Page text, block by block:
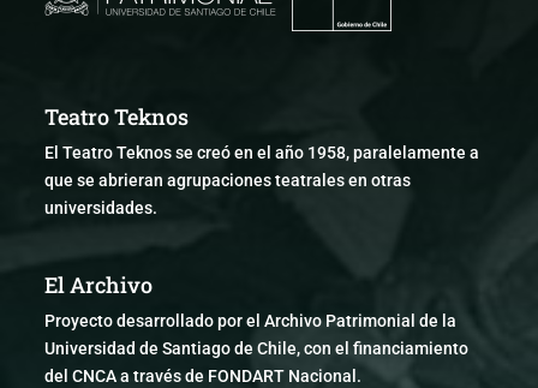
Teatro Teknos
El Teatro Teknos se creó en el año 1958, paralelamente a
que se abrieran agrupaciones teatrales en otras
universidades.
El Archivo
Proyecto desarrollado por el Archivo Patrimonial de la
Universidad de Santiago de Chile, con el financiamiento
del CNCA a través de FONDART Nacional.